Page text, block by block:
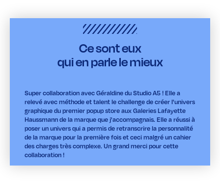
Ce sont eux
qui en parle le mieux
Super collaboration avec Géraldine du Studio A5 ! Elle a
relevé avec méthode et talent le challenge de créer l'univers
graphique du premier popup store aux Galeries Lafayette
Haussmann de la marque que j'accompagnais. Elle a réussi à
poser un univers qui a permis de retranscrire la personnalité
de la marque pour la première fois et ceci malgré un cahier
des charges très complexe. Un grand merci pour cette
collaboration !